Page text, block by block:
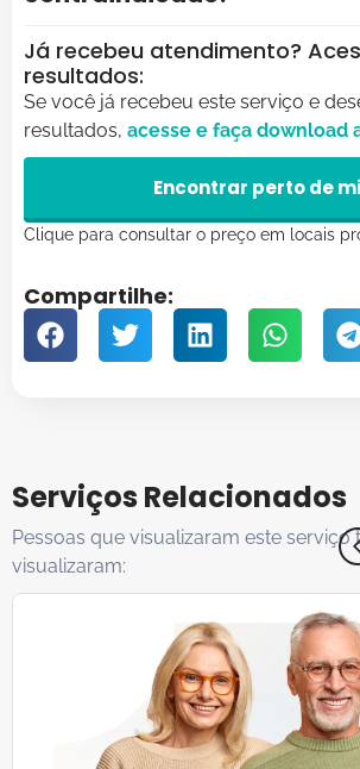
Já recebeu atendimento?
resultados:
Se você já recebeu este serviço e
resultados, acesse e faça download
Encontrar perto de
Clique para consultar o preço em locais
Compartilhe:
Serviços Relacionados
Pessoas que visualizaram este serviço
visualizaram: